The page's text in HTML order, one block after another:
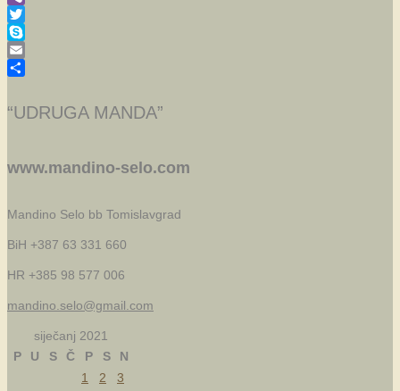
Viber
Twitter
Skype
Email
“UDRUGA MANDA”
www.mandino-selo.com
Mandino Selo bb Tomislavgrad
BiH +387 63 331 660
HR +385 98 577 006
mandino.selo@gmail.com
siječanj 2021
P
U S Č P S
N
1
2
3